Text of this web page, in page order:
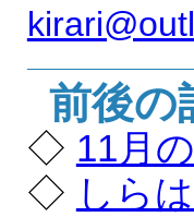
前後の
◇ 11月
◇ しら